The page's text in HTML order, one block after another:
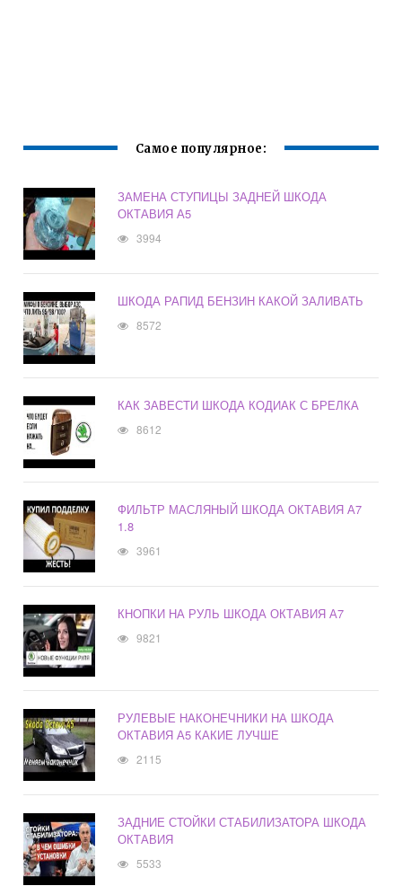
Самое популярное:
ЗАМЕНА СТУПИЦЫ ЗАДНЕЙ ШКОДА
ОКТАВИЯ А5
3994
ШКОДА РАПИД БЕНЗИН КАКОЙ ЗАЛИВАТЬ
8572
КАК ЗАВЕСТИ ШКОДА КОДИАК С БРЕЛКА
8612
ФИЛЬТР МАСЛЯНЫЙ ШКОДА ОКТАВИЯ А7
1.8
3961
КНОПКИ НА РУЛЬ ШКОДА ОКТАВИЯ А7
9821
РУЛЕВЫЕ НАКОНЕЧНИКИ НА ШКОДА
ОКТАВИЯ А5 КАКИЕ ЛУЧШЕ
2115
ЗАДНИЕ СТОЙКИ СТАБИЛИЗАТОРА ШКОДА
ОКТАВИЯ
5533